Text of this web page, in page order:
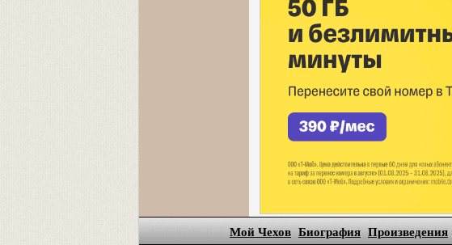
Мой Чехов Биография Произведения